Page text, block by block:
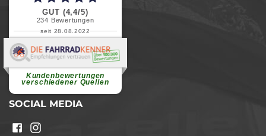
GUT (4,4/5)
234 Bewertungen
seit 28.08.2022
Kundenbewertungen
verschiedener Quellen
Elvira B.
Superschnelle und freundliche
weiterlesen
SOCIAL MEDIA